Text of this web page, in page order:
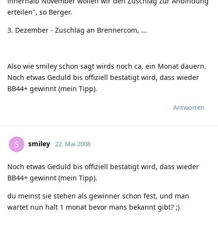
erteilen", so Berger.
3. Dezember - Zuschlag an Brennercom, ...
Also wie smiley schon sagt wirds noch ca. ein Monat dauern.
Noch etwas Geduld bis offiziell bestätigt wird, dass wieder
BB44+ gewinnt (mein Tipp).
Antworten
S smiley 22. Mai 2008
Noch etwas Geduld bis offiziell bestätigt wird, dass wieder
BB44+ gewinnt (mein Tipp).
du meinst sie stehen als gewinner schon fest, und man
wartet nun halt 1 monat bevor mans bekannt gibt? ;)